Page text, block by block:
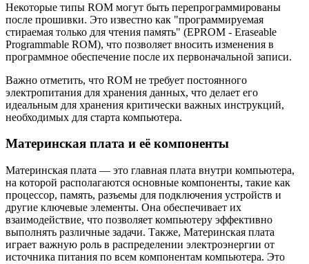
Некоторые типы ROM могут быть перепрограммированы
после прошивки. Это известно как "программируемая
стираемая только для чтения память" (EPROM - Eraseable
Programmable ROM), что позволяет вносить изменения в
программное обеспечение после их первоначальной записи.
Важно отметить, что ROM не требует постоянного
электропитания для хранения данных, что делает его
идеальным для хранения критически важных инструкций,
необходимых для старта компьютера.
Материнская плата и её компоненты
Материнская плата — это главная плата внутри компьютера,
на которой располагаются основные компоненты, такие как
процессор, память, разъемы для подключения устройств и
другие ключевые элементы. Она обеспечивает их
взаимодействие, что позволяет компьютеру эффективно
выполнять различные задачи. Также, Материнская плата
играет важную роль в распределении электроэнергии от
источника питания по всем компонентам компьютера. Это